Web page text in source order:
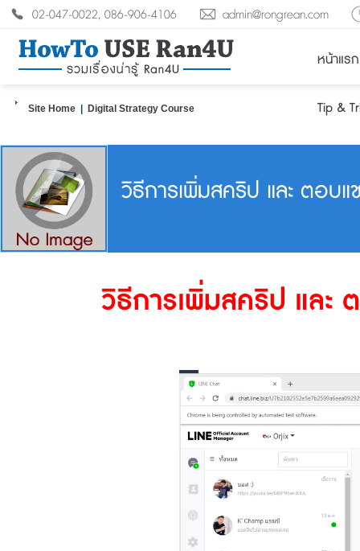
02-047-0022, 086-906-4106 admin@rongrean.com
หน้าแรก
Tip &
Site Home Digital Strategy Course
วิธีการเพิ่มสคริป และ ตอบแ
วิธีการเพิ่มสคริป และ